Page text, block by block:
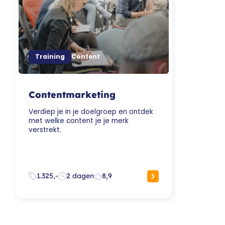
Training Content
Contentmarketing
Verdiep je in je doelgroep en ontdek
met welke content je je merk
verstrekt.
1.325,- 2 dagen 8,9